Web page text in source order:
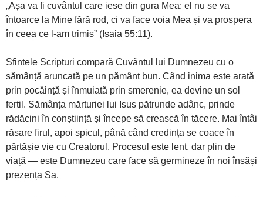
„Așa va fi cuvântul care iese din gura Mea: el nu se va
întoarce la Mine fără rod, ci va face voia Mea și va prospera
în ceea ce l-am trimis” (Isaia 55:11).
Sfintele Scripturi compară Cuvântul lui Dumnezeu cu o
sămânță aruncată pe un pământ bun. Când inima este arată
prin pocăință și înmuiată prin smerenie, ea devine un sol
fertil. Sămânța mărturiei lui Isus pătrunde adânc, prinde
rădăcini în conștiință și începe să crească în tăcere. Mai întâi
răsare firul, apoi spicul, până când credința se coace în
părtășie vie cu Creatorul. Procesul este lent, dar plin de
viață — este Dumnezeu care face să germineze în noi însăși
prezența Sa.